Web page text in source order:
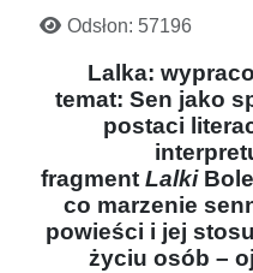
Odsłon: 57196
Lalka:
temat: Sen jako
postaci
fragment Lalki
co marzenie
powieści i jej
życiu osób –